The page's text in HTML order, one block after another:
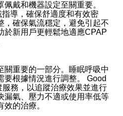
戴和機器設定至關重要。
導，確保舒適度和有效密
，確保氣流穩定，避免引起不
於新用戶更輕鬆地適應CPAP
關重要的一部分。睡眠呼吸中
要根據情況進行調整。 Good
務，以追蹤治療效果並進行
漏氣、壓力不適或使用率低等
的治療。